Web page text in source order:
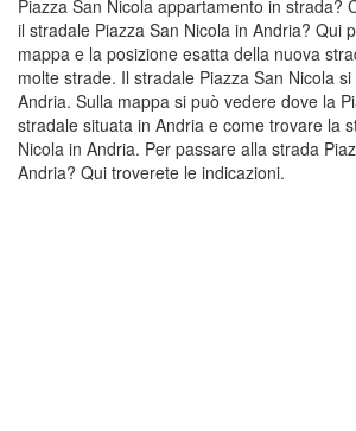
Piazza San Nicola appartamento in strada?
il stradale Piazza San Nicola in Andria? Qui
mappa e la posizione esatta della nuova
molte strade. Il stradale Piazza San Nicola
Andria. Sulla mappa si può vedere dove la
stradale situata in Andria e come trovare la
Nicola in Andria. Per passare alla strada
Andria? Qui troverete le indicazioni.